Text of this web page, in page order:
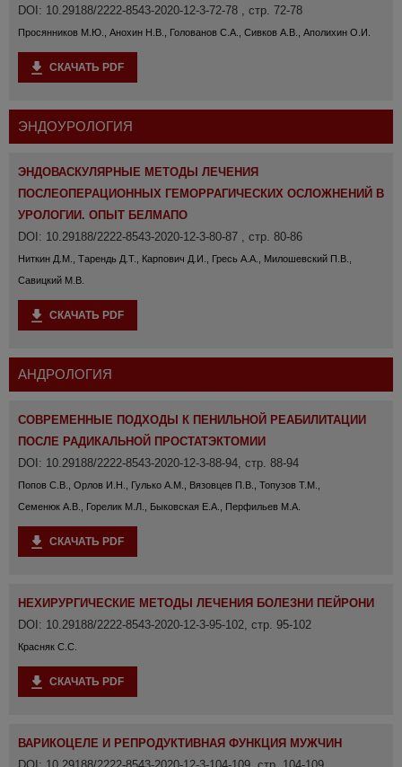
DOI: 10.29188/2222-8543-2020-12-3-72-78 , стр. 72-78
Просянников М.Ю., Анохин Н.В., Голованов С.А., Сивков А.В., Аполихин О.И.
СКАЧАТЬ PDF
ЭНДОУРОЛОГИЯ
ЭНДОВАСКУЛЯРНЫЕ МЕТОДЫ ЛЕЧЕНИЯ
ПОСЛЕОПЕРАЦИОННЫХ ГЕМОРРАГИЧЕСКИХ ОСЛОЖНЕНИЙ В
УРОЛОГИИ. ОПЫТ БЕЛМАПО
DOI: 10.29188/2222-8543-2020-12-3-80-87 , стр. 80-86
Ниткин Д.М., Тарендь Д.Т., Карпович Д.И., Гресь А.А., Милошевский П.В.,
Савицкий М.В.
СКАЧАТЬ PDF
АНДРОЛОГИЯ
СОВРЕМЕННЫЕ ПОДХОДЫ К ПЕНИЛЬНОЙ РЕАБИЛИТАЦИИ
ПОСЛЕ РАДИКАЛЬНОЙ ПРОСТАТЭКТОМИИ
DOI: 10.29188/2222-8543-2020-12-3-88-94, стр. 88-94
Попов С.В., Орлов И.Н., Гулько А.М., Вязовцев П.В., Топузов Т.М.,
Семенюк А.В., Горелик М.Л., Быковская Е.А., Перфильев М.А.
СКАЧАТЬ PDF
НЕХИРУРГИЧЕСКИЕ МЕТОДЫ ЛЕЧЕНИЯ БОЛЕЗНИ ПЕЙРОНИ
DOI: 10.29188/2222-8543-2020-12-3-95-102, стр. 95-102
Красняк С.С.
СКАЧАТЬ PDF
ВАРИКОЦЕЛЕ И РЕПРОДУКТИВНАЯ ФУНКЦИЯ МУЖЧИН